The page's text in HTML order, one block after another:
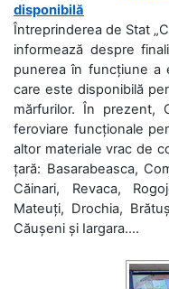
disponibilă
Întreprinderea de Stat
informează despre
punerea în funcțiune a
care este disponibilă
mărfurilor. În prezent,
feroviare funcționale
altor materiale vrac de
țară: Basarabeasca,
Căinari, Revaca,
Mateuți, Drochia,
Căușeni și Iargara....